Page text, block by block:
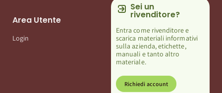
Area Utente
Login
Sei un
rivenditore?
Entra come rivenditore e
scarica materiali informativi
sulla azienda, etichette,
manuali e tanto altro
materiale.
Richiedi account